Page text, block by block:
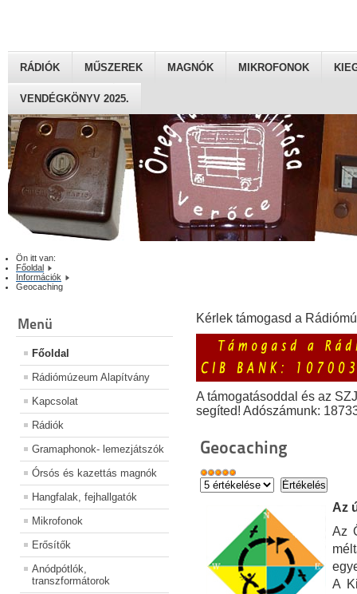
RÁDIÓK MŰSZEREK MAGNÓK MIKROFONOK
VENDÉGKÖNYV 2025.
Ön itt van:
Főoldal
Információk
Geocaching
Menü
Főoldal
Rádiómúzeum Alapítvány
Kapcsolat
Rádiók
Gramaphonok- lemezjátszók
Órsós és kazettás magnók
Hangfalak, fejhallgatók
Mikrofonok
Erősítők
Anódpótlók,
transzformátorok
Kérlek támogasd a
A támogatásoddal és az
segíted! Adószámunk:
Geocaching
Az
Az
A